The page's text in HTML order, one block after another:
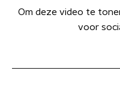
Om deze video te
voor